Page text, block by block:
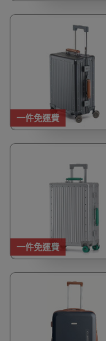
一件免運費
一件免運費